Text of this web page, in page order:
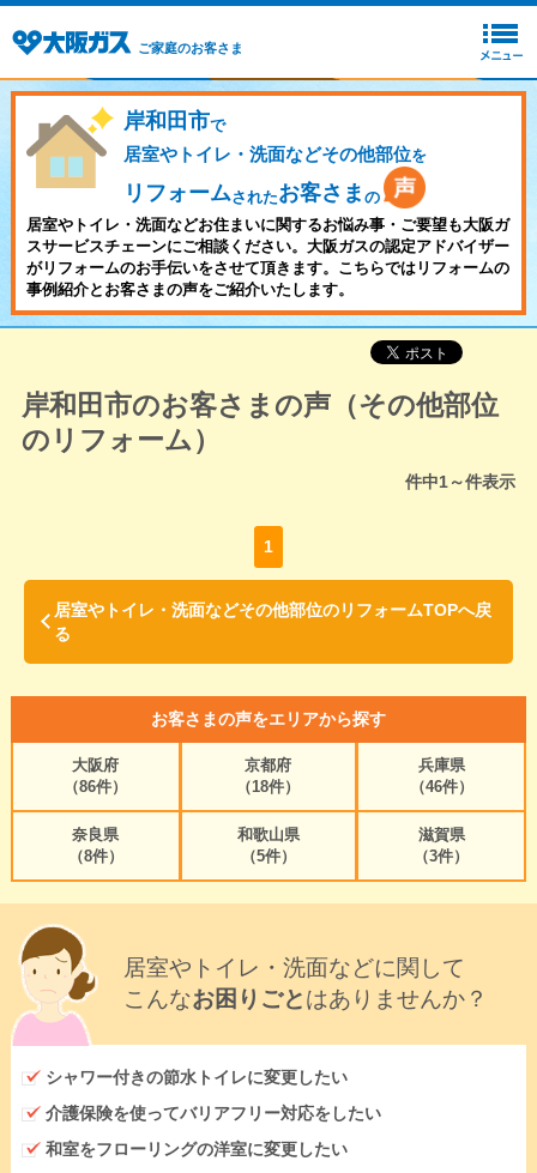
ご家庭のお客さま
岸和田市で
居室やトイレ・洗面などその他部位を
リフォームされたお客さま の
居室やトイレ・洗面などお住まいに関するお悩み事・ご要望も大阪ガ
スサービスチェーンにご相談ください。大阪ガスの認定アドバイザー
がリフォームのお手伝いをさせて頂きます。こちらではリフォームの
事例紹介とお客さまの声をご紹介いたします。
岸和田市のお客さまの声（その他部位
のリフォーム）
件中1～件表示
1
居室やトイレ・洗面などその他部位のリフォームTOPへ戻
る
お客さまの声をエリアから探す
大阪府
（86件）
京都府
（18件）
兵庫県
（46件）
奈良県
（8件）
和歌山県
（5件）
滋賀県
（3件）
居室やトイレ・洗面などに関して
こんなお困りごとはありませんか？
シャワー付きの節水トイレに変更したい
介護保険を使ってバリアフリー対応をしたい
和室をフローリングの洋室に変更したい